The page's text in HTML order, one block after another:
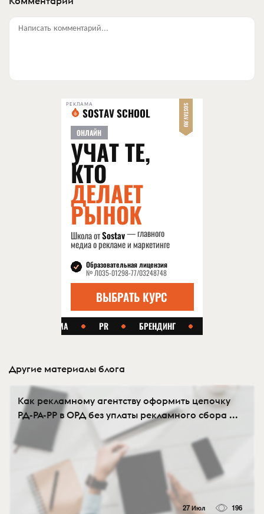
Написать комментарий...
РЕКЛАМА
Другие материалы блога
Как рекламному агентству оформить цепочку
РД-РА-РР в ОРД без уплаты рекламного сбора ...
27 Июл 196